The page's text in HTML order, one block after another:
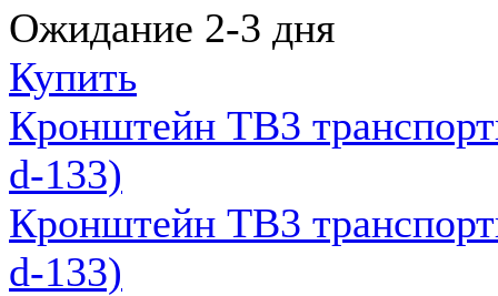
Ожидание 2-3 дня
Купить
Кронштейн ТВ3
d-133)
Кронштейн ТВ3
d-133)